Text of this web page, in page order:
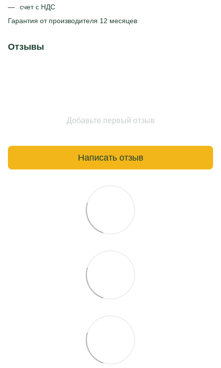
счет с НДС
Гарантия от производителя 12 месяцев
Отзывы
Добавьте первый отзыв
Написать отзыв